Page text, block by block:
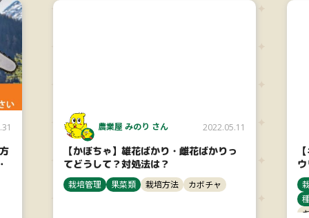
農業屋 みのり さん 2022.05.11
【かぼちゃ】雄花ばかり・雌花ばかりっ
てどうして？対処法は？
栽培管理 果菜類 栽培方法 カボチャ